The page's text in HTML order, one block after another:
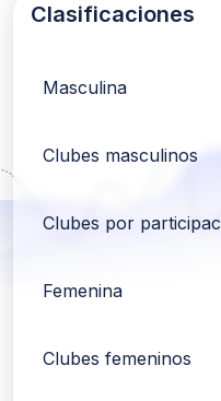
Clasificaciones
Masculina
Clubes masculinos
Clubes por
Femenina
Clubes femeninos